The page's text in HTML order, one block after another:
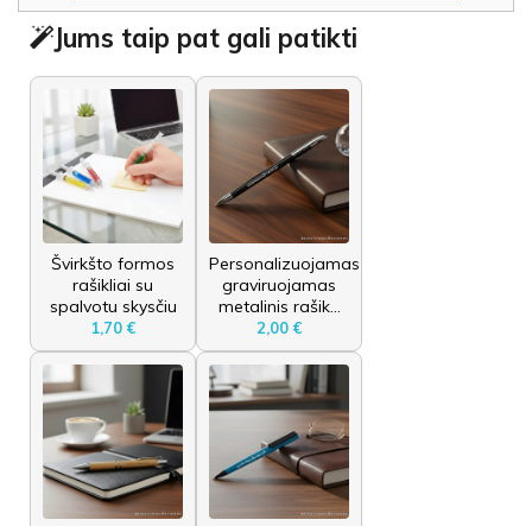
Jums taip pat gali patikti
Švirkšto formos
rašikliai su
spalvotu skysčiu
1,70 €
Personalizuojamas
graviruojamas
metalinis rašik...
2,00 €